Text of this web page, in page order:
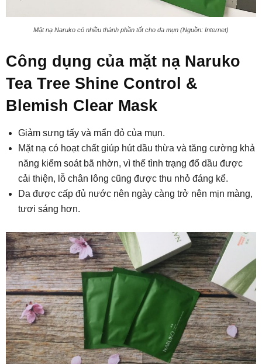
Mặt nạ Naruko có nhiều thành phần tốt cho da mụn (Nguồn: Internet)
Công dụng của mặt nạ Naruko
Tea Tree Shine Control &
Blemish Clear Mask
Giảm sưng tấy và mẩn đỏ của mụn.
Mặt nạ có hoạt chất giúp hút dầu thừa và tăng cường khả
năng kiểm soát bã nhờn, vì thế tình trạng đổ dầu được
cải thiện, lỗ chân lông cũng được thu nhỏ đáng kể.
Da được cấp đủ nước nên ngày càng trở nên mịn màng,
tươi sáng hơn.